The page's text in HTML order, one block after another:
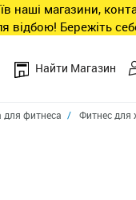
наші магазини,
відбою! Бережіть
Найти Магазин
фитнеса Фитнес для